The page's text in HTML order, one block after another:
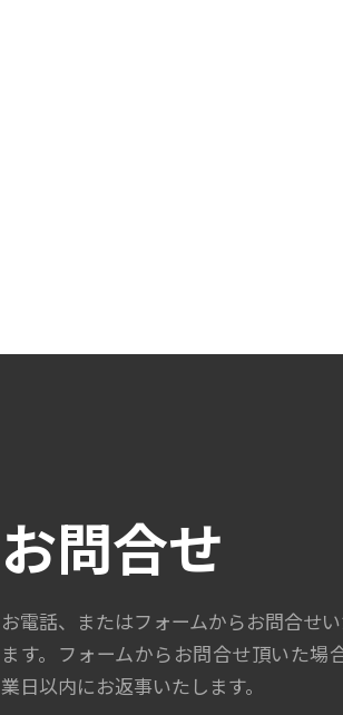
お問合せ
お電話、またはフォームからお問合せ
ます。フォームからお問合せ頂いた場
業日以内にお返事いたします。